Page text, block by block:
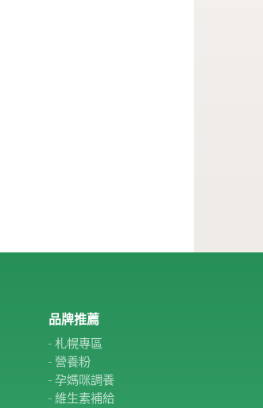
品牌推薦
札幌專區
營養粉
孕媽咪調養
維生素補給